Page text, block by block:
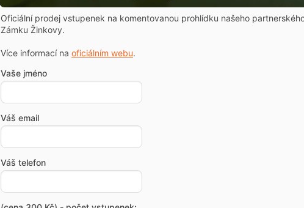
Oficiální prodej vstupenek na komentovanou prohlídku našeho
Zámku Žinkovy.
Více informací na oficiálním webu.
Vaše jméno
Váš email
Váš telefon